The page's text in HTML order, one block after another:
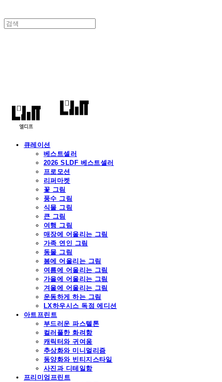
큐레이션
베스트셀러
2026 SLDF 베스트셀러
프로모션
리퍼마켓
꽃 그림
풍수 그림
식물 그림
큰 그림
여행 그림
매장에 어울리는 그림
가족 연인 그림
동물 그림
봄에 어울리는 그림
여름에 어울리는 그림
가을에 어울리는 그림
겨울에 어울리는 그림
운동하게 하는 그림
LX하우시스 독점 에디션
아트프린트
부드러운 파스텔톤
컬러풀한 화려함
캐릭터와 귀여움
추상화와 미니멀리즘
동양화와 빈티지스타일
사진과 디테일함
프리미엄프린트